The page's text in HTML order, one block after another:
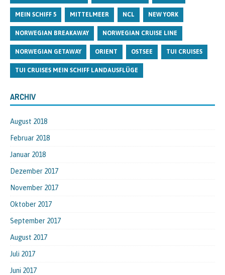
MEIN SCHIFF 5 MITTELMEER NCL NEW YORK
NORWEGIAN BREAKAWAY NORWEGIAN CRUISE LINE
NORWEGIAN GETAWAY ORIENT OSTSEE TUI CRUISES
TUI CRUISES MEIN SCHIFF LANDAUSFLÜGE
ARCHIV
August 2018
Februar 2018
Januar 2018
Dezember 2017
November 2017
Oktober 2017
September 2017
August 2017
Juli 2017
Juni 2017